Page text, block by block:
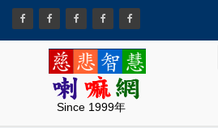
Since 1999年